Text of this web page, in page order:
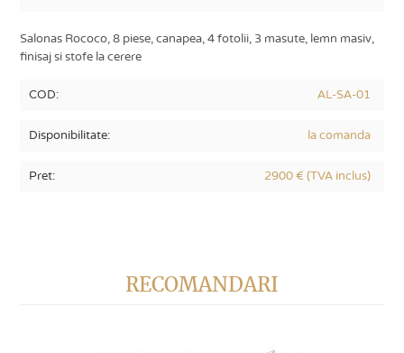
Salonas Rococo, 8 piese, canapea, 4 fotolii, 3 masute, lemn masiv,
finisaj si stofe la cerere
COD: AL-SA-01
Disponibilitate: la comanda
Pret: 2900 € (TVA inclus)
RECOMANDARI